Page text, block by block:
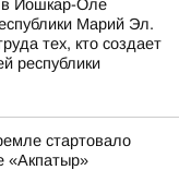
Йошкар-Оле
Марий Эл.
тех, кто создает
республики
стартовало
«Акпатыр»